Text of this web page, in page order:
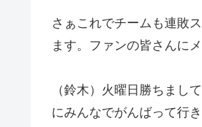
さぁこれでチームも連敗
ます。ファンの皆さんに
（鈴木）火曜日勝ちまし
にみんなでがんばって行